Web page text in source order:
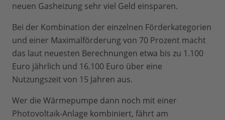
neuen Gasheizung sehr viel Geld einsparen.
Bei der Kombination der einzelnen Förderkategorien
und einer Maximalförderung von 70 Prozent macht
das laut neuesten Berechnungen etwa bis zu 1.100
Euro jährlich und 16.100 Euro über eine
Nutzungszeit von 15 Jahren aus.
Wer die Wärmepumpe dann noch mit einer
Photovoltaik-Anlage kombiniert, fährt am